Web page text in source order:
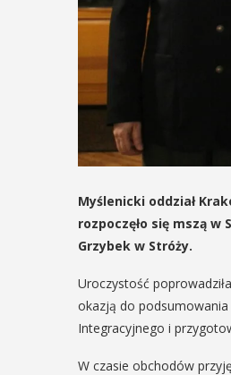
Myślenicki oddział
rozpoczęło się mszą
Grzybek w Stróży.
Uroczystość
okazją do
Integracyjnego i
W czasie obchodów